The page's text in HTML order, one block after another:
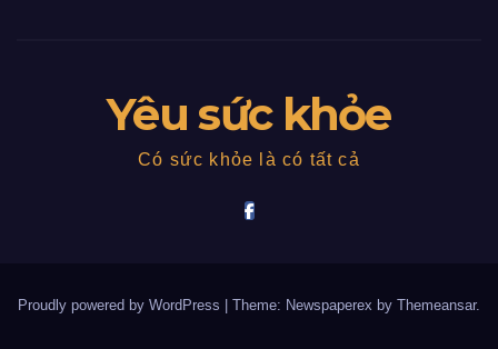
Yêu sức khỏe
Có sức khỏe là có tất cả
Proudly powered by WordPress | Theme: Newspaperex by Themeansar.